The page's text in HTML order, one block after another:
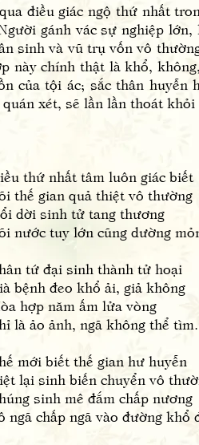
điều giác ngộ thứ nhất
gánh vác sự nghiệp
sinh và vũ trụ vốn vô
này chính thật là khổ,
của tội ác; sắc thân
xét, sẽ lần lần thoát
thứ nhất tâm luôn giác biết
thế gian quả thiệt vô thường
dời sinh tử tang thương
nước tuy lớn cũng dường
tứ đại sinh thành tử hoại
bệnh đeo khổ ải, giả không
hợp năm ấm lửa vòng
là ảo ảnh, ngã không thể tìm.
mới biết thế gian hư huyễn
lại sinh biến chuyển vô
sinh mê đắm chấp nương
ngã chấp ngã vào đường khổ